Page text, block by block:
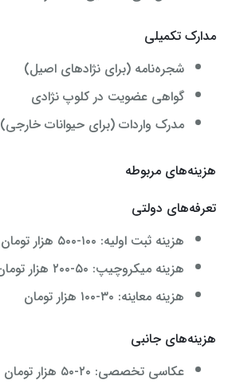
مدارک تکمیلی
شجره‌نامه (برای نژادهای اصیل)
گواهی عضویت در کلوپ نژادی
مدرک واردات (برای حیوانات خارجی)
هزینه‌های مربوطه
تعرفه‌های دولتی
هزینه ثبت اولیه: ۱۰۰-۵۰۰ هزار تومان
هزینه میکروچیپ: ۵۰-۲۰۰ هزار تومان
هزینه معاینه: ۳۰-۱۰۰ هزار تومان
هزینه‌های جانبی
عکاسی تخصصی: ۲۰-۵۰ هزار تومان